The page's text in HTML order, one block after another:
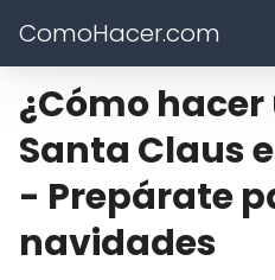
ComoHacer.com
¿Cómo
Santa Claus
- Prepárate
navidades